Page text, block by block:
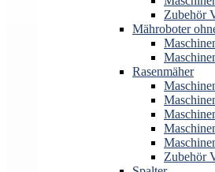
Zubehör
Mähroboter
Rasenmäher
Zubehör